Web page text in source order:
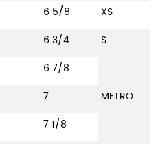
6 5/8
XS
6 3/4
S
6 7/8
7
METRO
7 1/8